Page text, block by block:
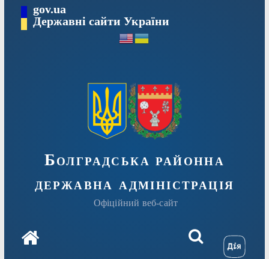
Перейтиgov.ua
Державні сайти України
Болградська районна
державна адміністрація
Офіційний веб-сайт